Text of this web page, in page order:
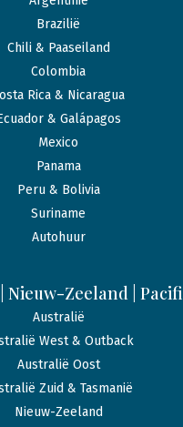
Brazilië
Chili & Paaseiland
Colombia
Rica & Nicaragua
& Galápagos
Mexico
Panama
Peru & Bolivia
Suriname
Autohuur
Nieuw-Zeeland |
Australië
West & Outback
Australië Oost
Zuid & Tasmanië
Nieuw-Zeeland